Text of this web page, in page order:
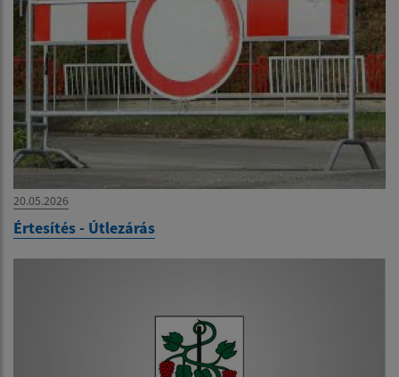
20.05.2026
Értesítés - Útlezárás